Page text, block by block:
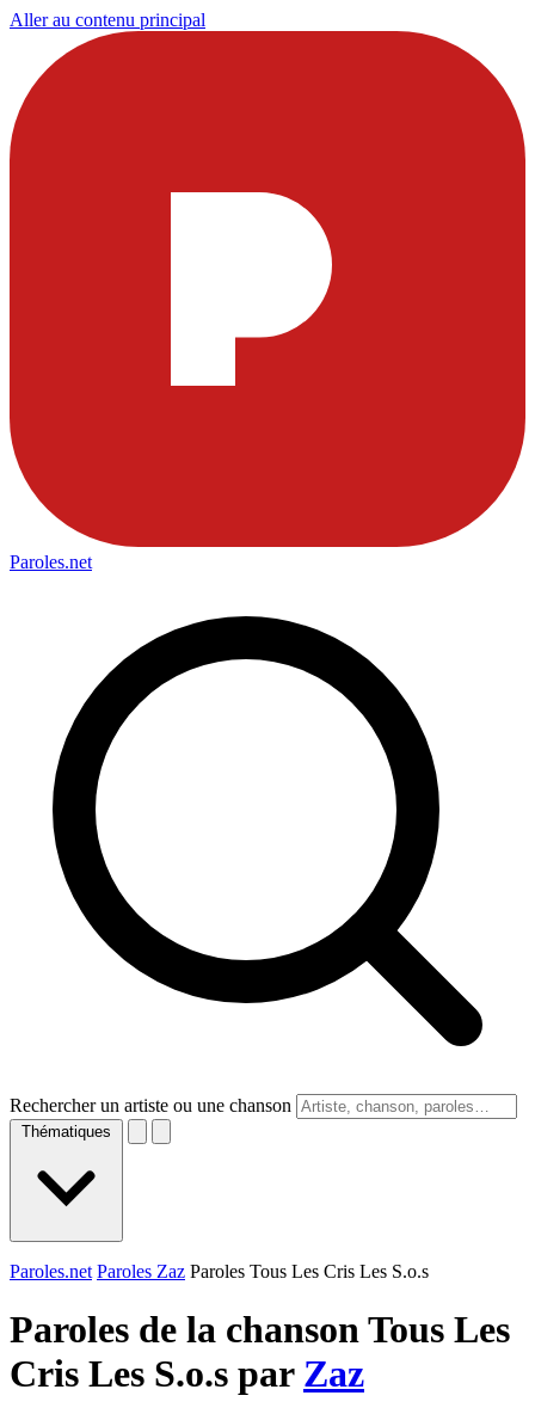
Aller au contenu principal
Paroles.net
Rechercher un artiste ou une chanson
Thématiques
Paroles.net Paroles Zaz Paroles Tous Les Cris Les S.o.s
Paroles de la chanson Tous Les
Cris Les S.o.s par Zaz